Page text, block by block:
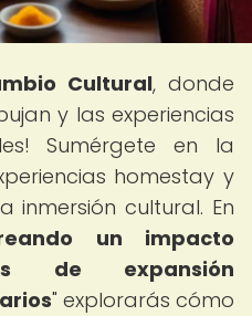
Cultural, donde
y las experiencias
Sumérgete en la
homestay y
inmersión cultural. En
un impacto
de expansión
" explorarás cómo